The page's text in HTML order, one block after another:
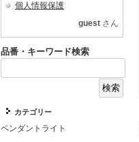
個人情報保護
guest さん
品番・キーワード検索
カテゴリー
ペンダントライト